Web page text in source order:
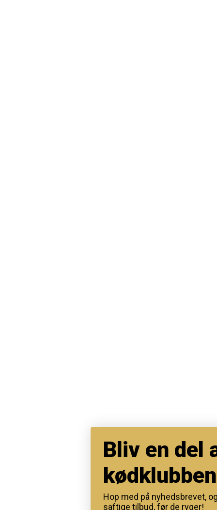
Bliv en del
Hop med på nyhedsbrevet,
saftige tilbud, før de ryger!